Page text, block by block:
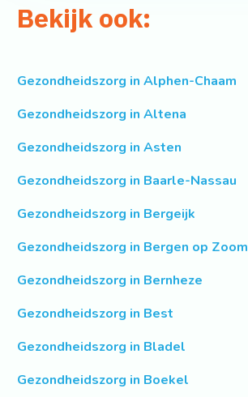
Bekijk ook:
Gezondheidszorg in Alphen-Chaam
Gezondheidszorg in Altena
Gezondheidszorg in Asten
Gezondheidszorg in Baarle-Nassau
Gezondheidszorg in Bergeijk
Gezondheidszorg in Bergen op Zoom
Gezondheidszorg in Bernheze
Gezondheidszorg in Best
Gezondheidszorg in Bladel
Gezondheidszorg in Boekel